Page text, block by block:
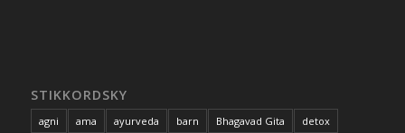
STIKKORDSKY
agni ama ayurveda barn Bhagavad Gita
detox